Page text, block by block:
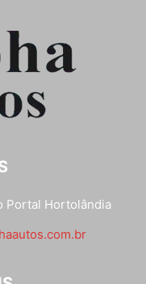
Portal Hortolândia